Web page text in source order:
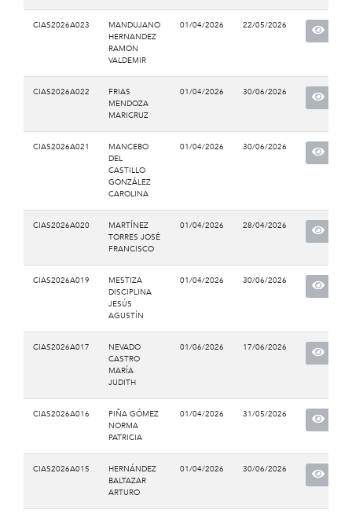
CIAS2026A023
MANDUJANO
HERNANDEZ
RAMON
VALDEMIR
01/04/2026 22/05/2026
CIAS2026A022
FRIAS
MENDOZA
MARICRUZ
01/04/2026 30/06/2026
CIAS2026A021
MANCEBO
DEL
CASTILLO
GONZÁLEZ
CAROLINA
01/04/2026 30/06/2026
CIAS2026A020
MARTÍNEZ
TORRES JOSÉ
FRANCISCO
01/04/2026 28/04/2026
CIAS2026A019
MESTIZA
DISCIPLINA
JESÚS
AGUSTÍN
01/04/2026 30/06/2026
CIAS2026A017
NEVADO
CASTRO
MARÍA
JUDITH
01/06/2026 17/06/2026
CIAS2026A016
PIÑA GÓMEZ
NORMA
PATRICIA
01/04/2026 31/05/2026
CIAS2026A015
HERNÁNDEZ
BALTAZAR
ARTURO
01/04/2026 30/06/2026